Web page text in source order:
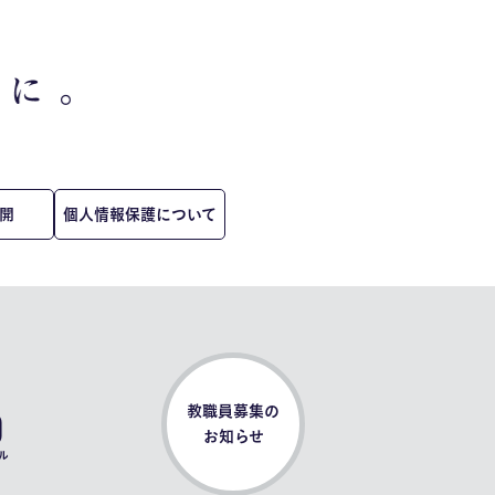
個人情報保護について
教職員募集の
お知らせ